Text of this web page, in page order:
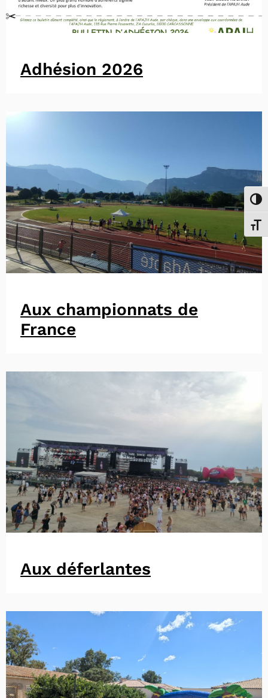
Adhésion 2026
Aux championnats de
France
Aux déferlantes